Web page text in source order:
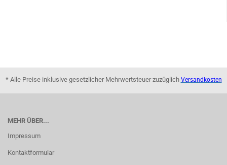
* Alle Preise inklusive gesetzlicher Mehrwertsteuer zuzüglich Versandkosten
MEHR ÜBER...
Impressum
Kontaktformular